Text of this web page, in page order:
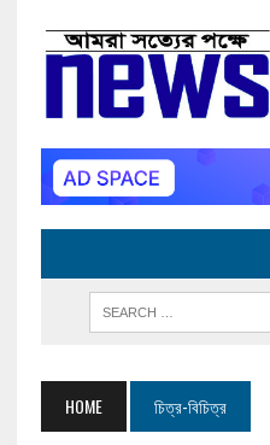
HOME চিত্র-বিচিত্র